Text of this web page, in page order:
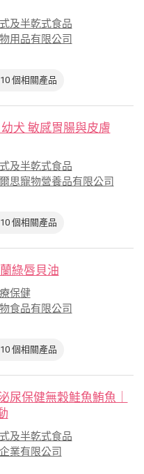
及半乾式食品
用品有限公司
10 個相關產品
犬 敏感胃腸與皮膚
及半乾式食品
思寵物營養品有限公司
10 個相關產品
綠唇貝油
保健
食品有限公司
10 個相關產品
尿保健無穀鮭魚鮪魚｜
及半乾式食品
業有限公司